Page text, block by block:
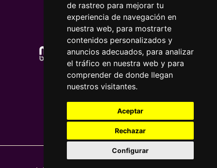
de rastreo para mejorar tu
experiencia de navegación en
nuestra web, para mostrarte
contenidos personalizados y
anuncios adecuados, para analizar
el tráfico en nuestra web y para
comprender de donde llegan
nuestros visitantes.
Aceptar
Rechazar
Configurar
Nota legal|Política de privacidade